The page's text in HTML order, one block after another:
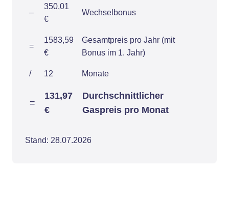
–
350,01
€
Wechselbonus
=
1583,59
€
Gesamtpreis pro Jahr (mit
Bonus im 1. Jahr)
/ 12 Monate
=
131,97
€
Durchschnittlicher
Gaspreis pro Monat
Stand: 28.07.2026